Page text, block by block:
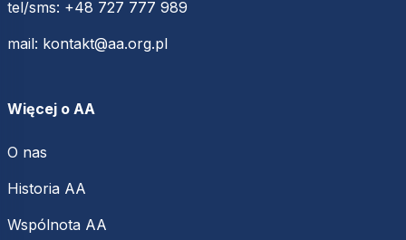
tel/sms: +48 727 777 989
mail: kontakt@aa.org.pl
Więcej o AA
O nas
Historia AA
Wspólnota AA